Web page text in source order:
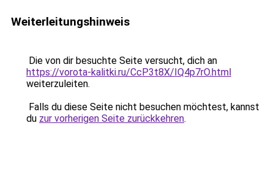
Weiterleitungshinweis
Die von dir besuchte Seite versucht, dich an
https://vorota-kalitki.ru/CcP3t8X/IQ4p7rO.html
weiterzuleiten.
Falls du diese Seite nicht besuchen möchtest, kannst
du zur vorherigen Seite zurückkehren.